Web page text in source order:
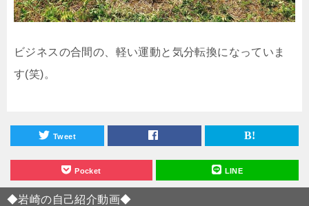
ビジネスの合間の、軽い運動と気分転換になっていま
す(笑)。
Tweet
Pocket LINE
◆岩崎の自己紹介動画◆